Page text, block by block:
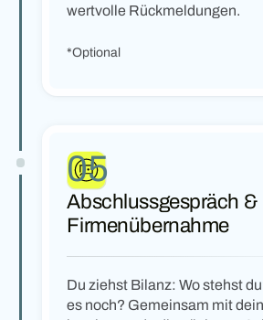
wertvolle Rückmeldungen.
*Optional
Abschlussgespräch &
Firmenübernahme
05
Du ziehst Bilanz: Wo stehst
es noch? Gemeinsam mit